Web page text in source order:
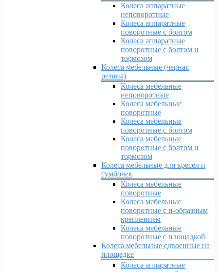
Колеса аппаратные
неповоротные
Колеса аппаратные
поворотные с болтом
Колеса аппаратные
поворотные с болтом и
тормозом
Колеса мебельные (черная
резина)
Колеса мебельные
неповоротные
Колеса мебельные
поворотные
Колеса мебельные
поворотные с болтом
Колеса мебельные
поворотные с болтом и
тормозом
Колеса мебельные для кресел и
тумбочек
Колеса мебельные
поворотные
Колеса мебельные
поворотные с п-образным
креплением
Колеса мебельные
поворотные с площадкой
Колеса мебельные сдвоенные на
площадке
Колеса аппаратные